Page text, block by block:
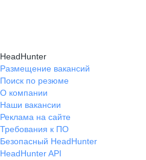
HeadHunter
Размещение вакансий
Поиск по резюме
О компании
Наши вакансии
Реклама на сайте
Требования к ПО
Безопасный HeadHunter
HeadHunter API